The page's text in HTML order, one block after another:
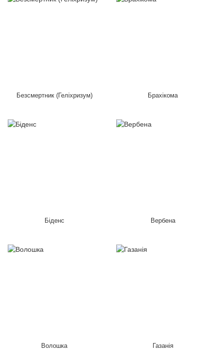
Безсмертник (Геліхризум) Брахікома
Біденс Вербена
Волошка Газанія